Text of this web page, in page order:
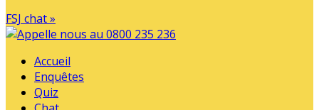
FSJ chat »
Accueil
Enquêtes
Quiz